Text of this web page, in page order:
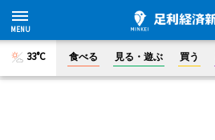
33°C 食べる 見る・遊ぶ 買う